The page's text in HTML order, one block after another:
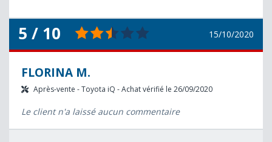
5 / 10 15/10/2020
FLORINA M.
Après-vente - Toyota iQ - Achat vérifié le 26/09/2020
Le client n'a laissé aucun commentaire